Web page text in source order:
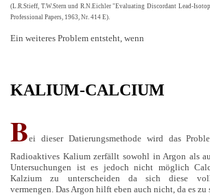
(L.R.Stieff, T.W.Stern und R.N.Eichler "Evaluating Discordant Lead-
Professional Papers, 1963, Nr. 414 E).
Ein weiteres Problem entsteht, wenn
KALIUM-CALCIUM
Bei dieser Datierungsmethode wird das
Radioaktives Kalium zerfällt sowohl in Argon als
Untersuchungen ist es jedoch nicht möglich
Kalzium zu unterscheiden da sich diese
vermengen. Das Argon hilft eben auch nicht, da es zu